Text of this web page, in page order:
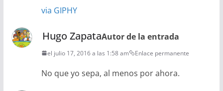
via GIPHY
Hugo ZapataAutor de la entrada
el julio 17, 2016 a las 1:58 am Enlace permanente
No que yo sepa, al menos por ahora.